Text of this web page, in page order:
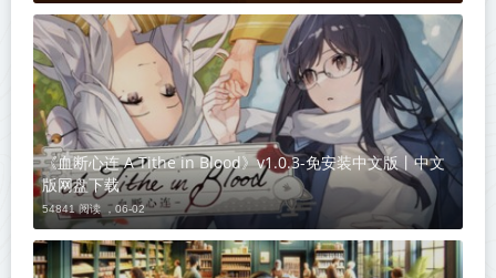
《血断心连 A Tithe in Blood》v1.0.3-免安装中文版丨中文
版网盘下载
54841 阅读 ， 06-02